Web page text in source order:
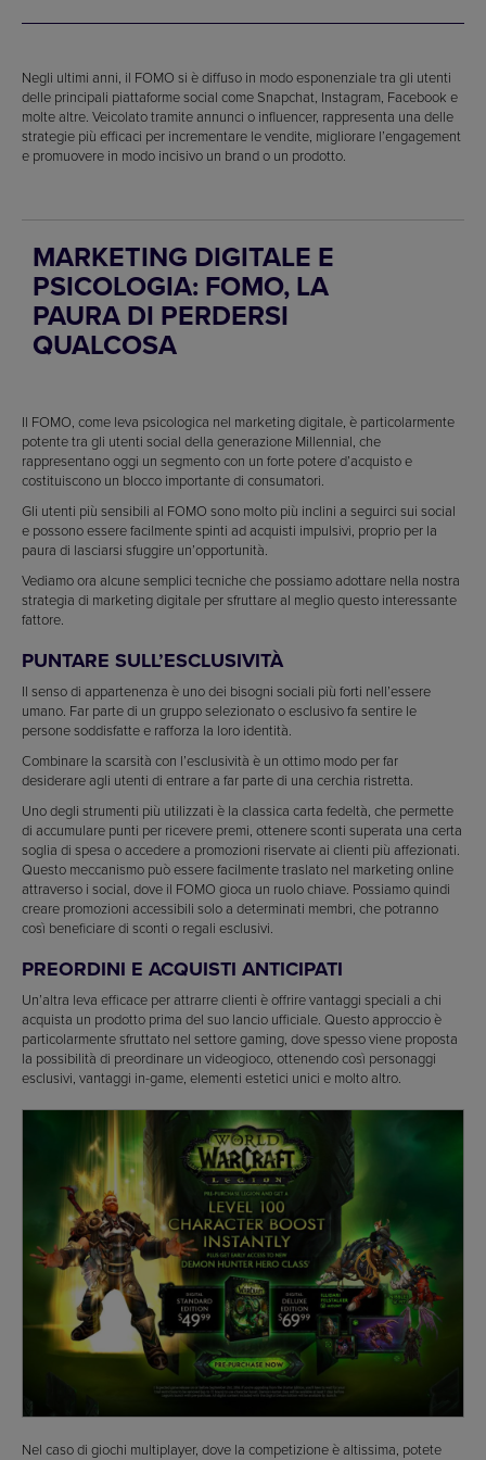
Negli ultimi anni, il FOMO si è diffuso in modo esponenziale tra gli utenti
delle principali piattaforme social come Snapchat, Instagram, Facebook e
molte altre. Veicolato tramite annunci o influencer, rappresenta una delle
strategie più efficaci per incrementare le vendite, migliorare l’engagement
e promuovere in modo incisivo un brand o un prodotto.
MARKETING DIGITALE E
PSICOLOGIA: FOMO, LA
PAURA DI PERDERSI
QUALCOSA
Il FOMO, come leva psicologica nel marketing digitale, è particolarmente
potente tra gli utenti social della generazione Millennial, che
rappresentano oggi un segmento con un forte potere d’acquisto e
costituiscono un blocco importante di consumatori.
Gli utenti più sensibili al FOMO sono molto più inclini a seguirci sui social
e possono essere facilmente spinti ad acquisti impulsivi, proprio per la
paura di lasciarsi sfuggire un’opportunità.
Vediamo ora alcune semplici tecniche che possiamo adottare nella nostra
strategia di marketing digitale per sfruttare al meglio questo interessante
fattore.
PUNTARE SULL’ESCLUSIVITÀ
Il senso di appartenenza è uno dei bisogni sociali più forti nell’essere
umano. Far parte di un gruppo selezionato o esclusivo fa sentire le
persone soddisfatte e rafforza la loro identità.
Combinare la scarsità con l’esclusività è un ottimo modo per far
desiderare agli utenti di entrare a far parte di una cerchia ristretta.
Uno degli strumenti più utilizzati è la classica carta fedeltà, che permette
di accumulare punti per ricevere premi, ottenere sconti superata una certa
soglia di spesa o accedere a promozioni riservate ai clienti più affezionati.
Questo meccanismo può essere facilmente traslato nel marketing online
attraverso i social, dove il FOMO gioca un ruolo chiave. Possiamo quindi
creare promozioni accessibili solo a determinati membri, che potranno
così beneficiare di sconti o regali esclusivi.
PREORDINI E ACQUISTI ANTICIPATI
Un’altra leva efficace per attrarre clienti è offrire vantaggi speciali a chi
acquista un prodotto prima del suo lancio ufficiale. Questo approccio è
particolarmente sfruttato nel settore gaming, dove spesso viene proposta
la possibilità di preordinare un videogioco, ottenendo così personaggi
esclusivi, vantaggi in-game, elementi estetici unici e molto altro.
Nel caso di giochi multiplayer, dove la competizione è altissima, potete